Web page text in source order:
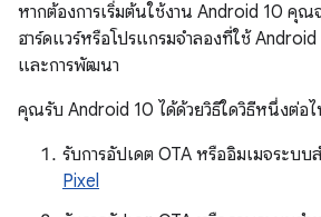
หากต้องการเริ่มต้นใช้งาน Android 10 คุ
ฮาร์ดแวร์หรือโปรแกรมจำลองที่ใช้
และการพัฒนา
คุณรับ Android 10 ได้ด้วยวิธีใดวิธีหนึ่งต่อ
รับการอัปเดต OTA หรืออิมเมจระบบ
Pixel